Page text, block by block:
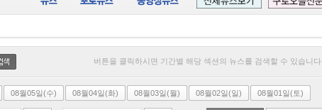
버튼을 클릭하시면 기간별 해당 섹션의 뉴스를 검색할 수 있습니다.
08월05일(수) 08월04일(화) 08월03일(월) 08월02일(일) 08월01일(토)